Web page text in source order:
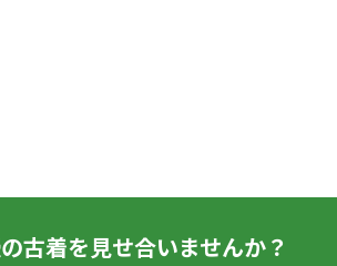
古着を見せ合いませんか？